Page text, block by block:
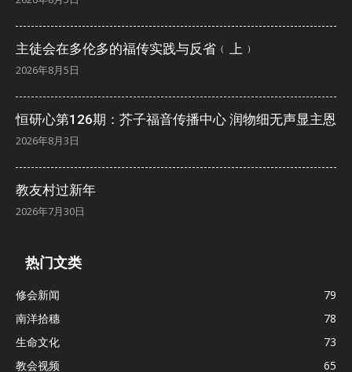
主徒会在多伦多的福传实践与反省﹙上﹚
2026年8月5日
恒研心第126期：芥子福音传播中心 润物细无声显主恩
2026年8月3日
教友村过新年
2026年7月30日
热门文类
修会新闻
79
南洋拾穗
78
生命文化
73
教会视频
65